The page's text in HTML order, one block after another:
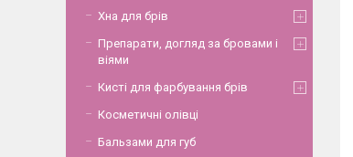
Хна для брів
Препарати, догляд за бровами і
віями
Кисті для фарбування брів
Косметичні олівці
Бальзами для губ